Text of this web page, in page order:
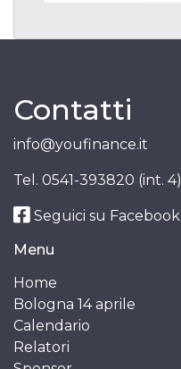
Contatti
info@youfinance.it
Tel. 0541-393820 (int. 4)
Seguici su Facebook
Menu
Home
Bologna 14 aprile
Calendario
Relatori